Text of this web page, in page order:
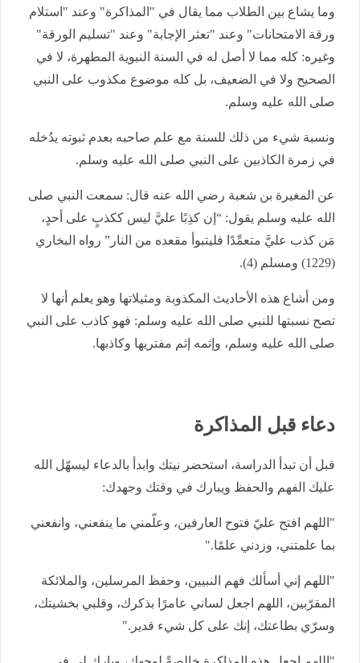
وما يشاع بين الطلاب مما يقال في "المذاكرة" وعند "استلام
ورقة الامتحانات" وعند "تعثر الإجابة" وعند "تسليم الورقة"
وغيره: كله مما لا أصل له في السنة النبوية المطهرة، لا في
الصحيح ولا في الضعيف، بل كله موضوع مكذوب على النبي
صلى الله عليه وسلم.
ونسبة شيء من ذلك للسنة مع علم صاحبه بعدم ثبوته يدُخله
في زمرة الكاذبين على النبي صلى الله عليه وسلم.
عن المغيرة بن شعبة رضي الله عنه قال: سمعت النبي صلى
الله عليه وسلم يقول: “إن كذِبًا عليَّ ليس ككذبٍ على أحدٍ،
مَن كذب عليَّ متعمِّدًا فليتبوأ مقعده من النار” رواه البخاري
(1229) ومسلم (4).
ومن أشاع هذه الأحاديث المكذوبة ومثيلاتها وهو يعلم أنها لا
تصح نسبتها للنبي صلى الله عليه وسلم: فهو كاذب على النبي
صلى الله عليه وسلم، وإثمه إثم مفتريها وكاذبها.
دعاء قبل المذاكرة
قبل أن تبدأ الدراسة، استحضر نيتك وابدأ بالدعاء ليسهّل الله
عليك الفهم والحفظ ويبارك في وقتك وجهدك:
"اللهم افتح عليّ فتوح العارفين، وعلّمني ما ينفعني، وانفعني
بما علمتني، وزدني علمًا."
"اللهم إني أسألك فهم النبيين، وحفظ المرسلين، والملائكة
المقرّبين، اللهم اجعل لساني عامرًا بذكرك، وقلبي بخشيتك،
وسرّي بطاعتك، إنك على كل شيء قدير."